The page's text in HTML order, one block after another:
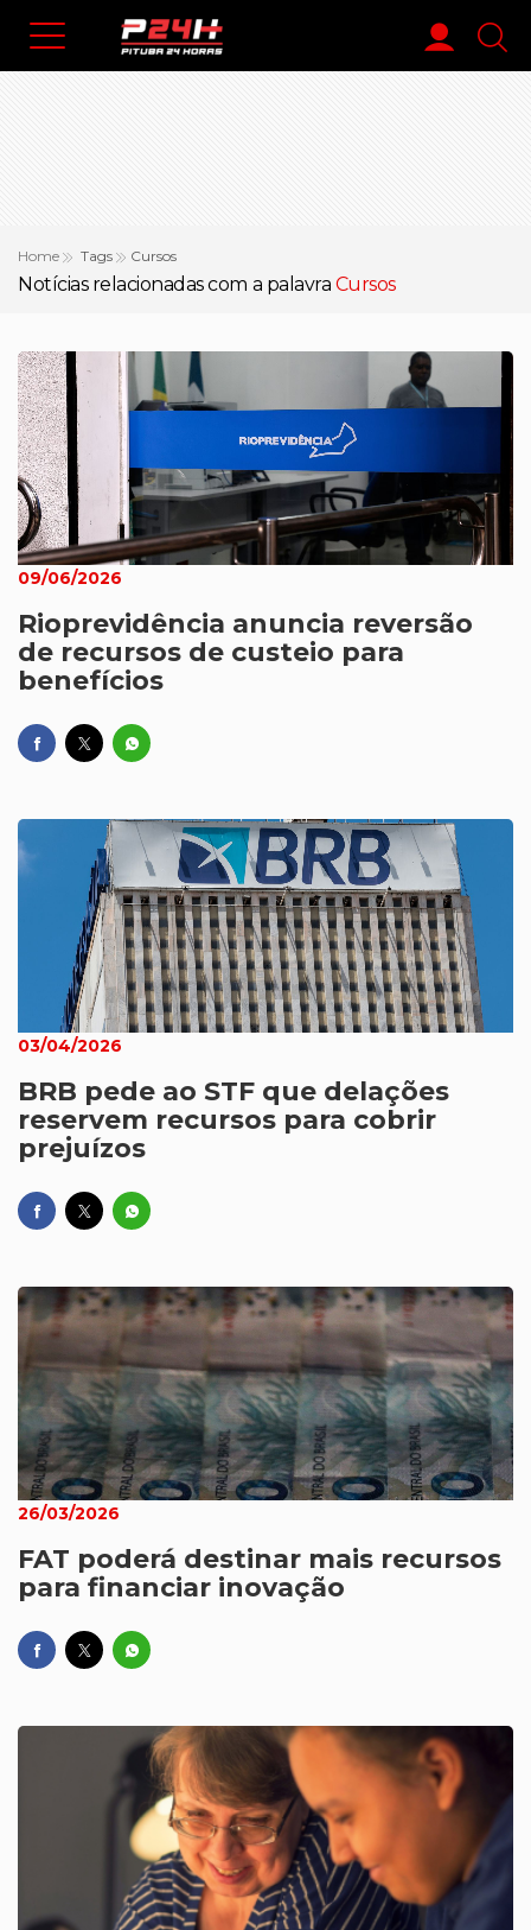
Home Tags Cursos
Notícias relacionadas com a palavra Cursos
09/06/2026
Rioprevidência anuncia reversão
de recursos de custeio para
benefícios
03/04/2026
BRB pede ao STF que delações
reservem recursos para cobrir
prejuízos
26/03/2026
FAT poderá destinar mais recursos
para financiar inovação